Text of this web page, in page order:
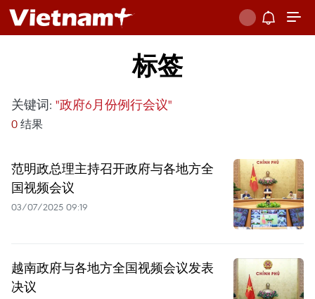
标签
关键词: "政府6月份例行会议"
0 结果
范明政总理主持召开政府与各地方全
国视频会议
03/07/2025 09:19
越南政府与各地方全国视频会议发表
决议